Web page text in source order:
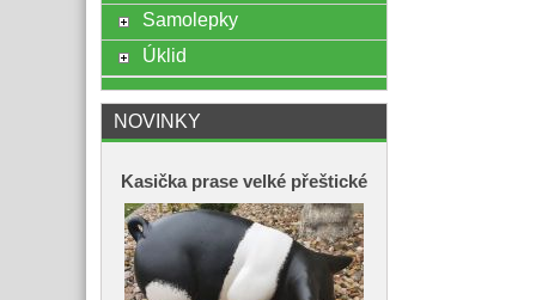
Samolepky
Úklid
NOVINKY
Kasička prase velké přeštické